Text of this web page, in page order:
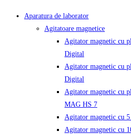
Aparatura de laborator
Agitatoare magnetice
Agitator magnetic cu
Digital
Agitator magnetic cu
Digital
Agitator magnetic cu
MAG HS 7
Agitator magnetic cu
Agitator magnetic cu